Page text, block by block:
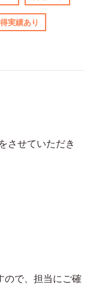
実績あり
させていただき
ので、担当にご確